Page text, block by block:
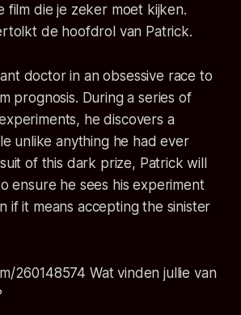
film die je zeker moet kijken.
de hoofdrol van Patrick.
doctor in an obsessive race to
prognosis. During a series of
he discovers a
unlike anything he had ever
of this dark prize, Patrick will
ensure he sees his experiment
if it means accepting the sinister
260148574 Wat vinden jullie van